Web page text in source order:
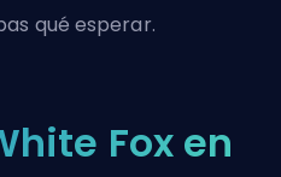
qué esperar.
Fox en